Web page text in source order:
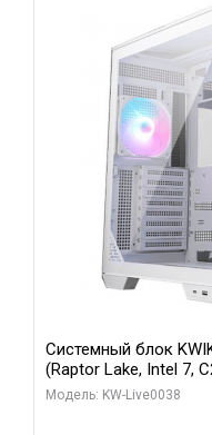
Системный блок
(Raptor Lake, Intel 7,
модуля)/ Gigabyte
Модель: KW-Live0038